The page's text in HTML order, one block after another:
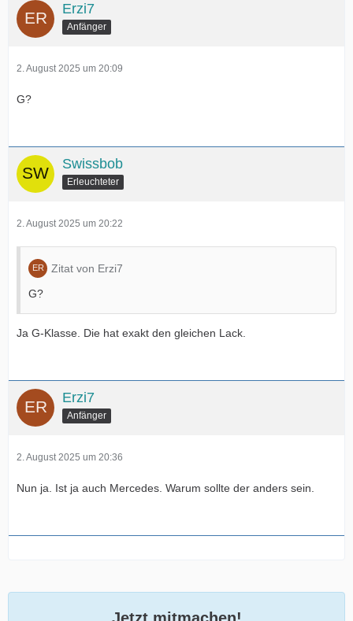
Erzi7
Anfänger
2. August 2025 um 20:09
G?
Swissbob
Erleuchteter
2. August 2025 um 20:22
Zitat von Erzi7
G?
Ja G-Klasse. Die hat exakt den gleichen Lack.
Erzi7
Anfänger
2. August 2025 um 20:36
Nun ja. Ist ja auch Mercedes. Warum sollte der anders sein.